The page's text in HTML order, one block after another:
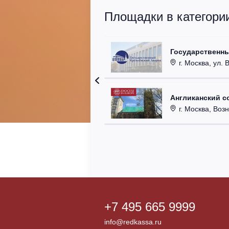
Площадки в
г. Москва, ул.
Англиканский
г. Москва,
+7 495 665 9999
info@redkassa.ru